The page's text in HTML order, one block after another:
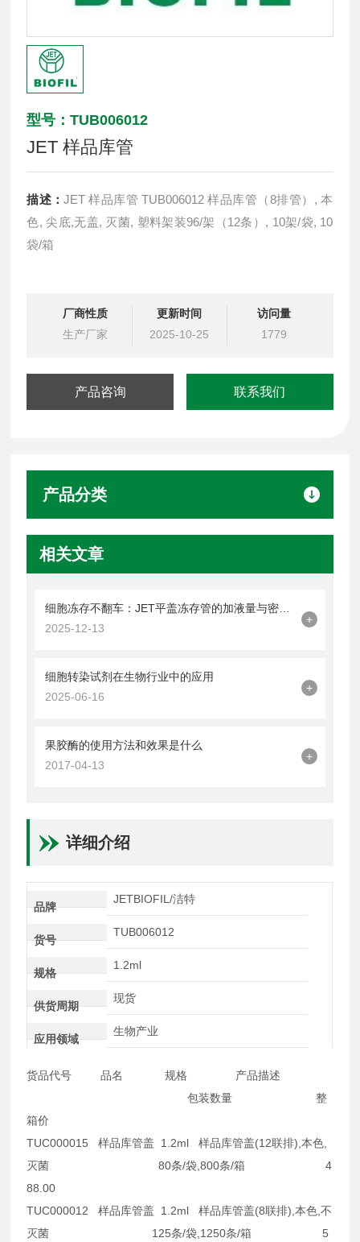
型号：TUB006012
JET 样品库管
描述：JET 样品库管 TUB006012 样品库管（8排管）, 本
色, 尖底,无盖, 灭菌, 塑料架装96/架（12条）, 10架/袋, 10
袋/箱
厂商性质
生产厂家
更新时间
2025-10-25
访问量
1779
产品咨询 联系我们
产品分类
相关文章
2025-12-13
+
细胞转染试剂在生物行业中的应用
2025-06-16
+
果胶酶的使用方法和效果是什么
2017-04-13
+
详细介绍
品牌
JETBIOFIL/洁特
货号
TUB006012
规格
1.2ml
供货周期
现货
应用领域
生物产业
货品代号 品名 规格 产品描述
包装数量 整
箱价
TUC000015 样品库管盖 1.2ml 样品库管盖(12联排),本色,
灭菌 80条/袋,800条/箱 4
88.00
TUC000012 样品库管盖 1.2ml 样品库管盖(8联排),本色,不
灭菌 125条/袋,1250条/箱 5